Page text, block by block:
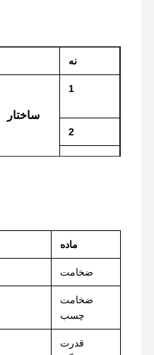
خانه
نه
1
ساختار
2
3
ماده
ضخامت
ضخامت
چسب
قدرت